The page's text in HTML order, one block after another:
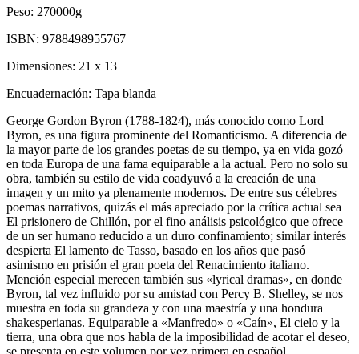
Peso: 270000g
ISBN: 9788498955767
Dimensiones: 21 x 13
Encuadernación: Tapa blanda
George Gordon Byron (1788-1824), más conocido como Lord
Byron, es una figura prominente del Romanticismo. A diferencia de
la mayor parte de los grandes poetas de su tiempo, ya en vida gozó
en toda Europa de una fama equiparable a la actual. Pero no solo su
obra, también su estilo de vida coadyuvó a la creación de una
imagen y un mito ya plenamente modernos. De entre sus célebres
poemas narrativos, quizás el más apreciado por la crítica actual sea
El prisionero de Chillón, por el fino análisis psicológico que ofrece
de un ser humano reducido a un duro confinamiento; similar interés
despierta El lamento de Tasso, basado en los años que pasó
asimismo en prisión el gran poeta del Renacimiento italiano.
Mención especial merecen también sus «lyrical dramas», en donde
Byron, tal vez influido por su amistad con Percy B. Shelley, se nos
muestra en toda su grandeza y con una maestría y una hondura
shakesperianas. Equiparable a «Manfredo» o «Caín», El cielo y la
tierra, una obra que nos habla de la imposibilidad de acotar el deseo,
se presenta en este volumen por vez primera en español.